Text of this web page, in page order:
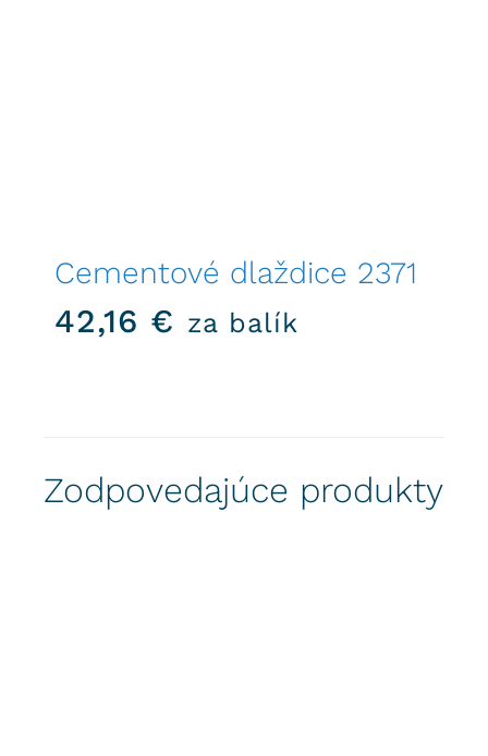
Cementové dlaždice 2371
42,16 € za balík
Zodpovedajúce produkty